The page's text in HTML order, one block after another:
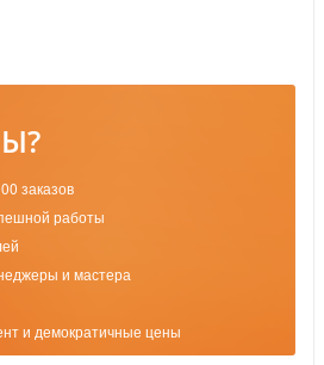
заказов
работы
и мастера
и демократичные цены